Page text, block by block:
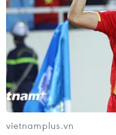
vietnamplus.vn